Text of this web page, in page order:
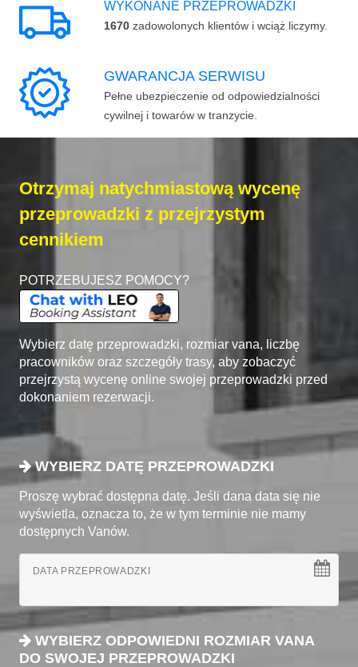
WYKONANE PRZEPROWADZKI
1670 zadowolonych klientów i wciąż liczymy.
GWARANCJA SERWISU
Pełne ubezpieczenie od odpowiedzialności
cywilnej i towarów w tranzycie.
Otrzymaj natychmiastową wycenę
przeprowadzki z przejrzystym
cennikiem
POTRZEBUJESZ POMOCY?
Wybierz datę przeprowadzki, rozmiar vana, liczbę
pracowników oraz szczegóły trasy, aby zobaczyć
przejrzystą wycenę online swojej przeprowadzki przed
dokonaniem rezerwacji.
WYBIERZ DATĘ PRZEPROWADZKI
Proszę wybrać dostępna datę. Jeśli dana data się nie
wyświetla, oznacza to, że w tym terminie nie mamy
dostępnych Vanów.
DATA PRZEPROWADZKI
WYBIERZ ODPOWIEDNI ROZMIAR VANA
DO SWOJEJ PRZEPROWADZKI